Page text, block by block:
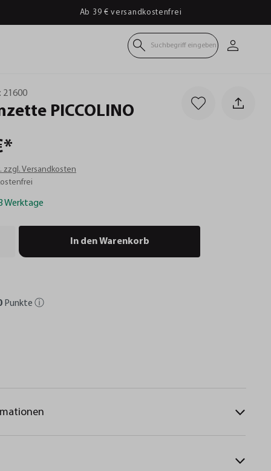
Ab 39 € versandkostenfrei
Suchbegriff eingeben
21600
PICCOLINO
zzgl. Versandkosten
Werktage
In den Warenkorb
Punkte ⓘ